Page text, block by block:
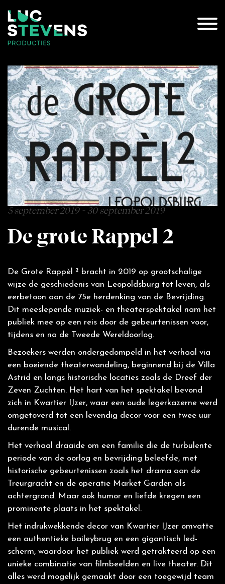
5 september 2019 - 30 september 2019
De grote Rappel 2
De Grote Rappèl ² bracht in 2019 op grootschalige
wijze de geschiedenis van Leopoldsburg tot leven, als
eerbetoon aan de 75e herdenking van de Bevrijding.
Dit meeslepende muziek- en theaterspektakel nam het
publiek mee op een reis door de gebeurtenissen voor,
tijdens en na de Tweede Wereldoorlog.
Bezoekers werden ondergedompeld in het verhaal via
een boeiende theaterwandeling, beginnend bij de Villa
Astrid en langs historische locaties zoals de Dreef der
Zeven Zuchten. Het hart van het spektakel bevond
zich in Kwartier IJzer, waar een oude legerkazerne werd
omgetoverd tot een levendig decor voor een twee uur
durende musical.
Het verhaal draaide om een familie die de turbulente
periode van de oorlog en bevrijding beleefde, met
historische gebeurtenissen zoals het drama aan de
Treurgracht en de operatie Market Garden als
achtergrond. Maar ook humor en liefde kregen een
prominente plaats in het spektakel.
Het indrukwekkende decor van Kwartier IJzer omvatte
een authentieke baileybrug en een gigantisch led-
scherm, waardoor het publiek werd getrakteerd op een
unieke combinatie van filmbeelden en live theater. Dit
alles werd mogelijk gemaakt door een toegewijd team